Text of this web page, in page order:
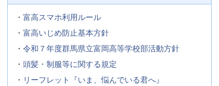
・ 富高スマホ利用ルール
・ 富高いじめ防止基本方針
・ 令和７年度群馬県立富岡高等学校部活動方針
・ 頭髪・制服等に関する規定
・ リーフレット『いま、悩んでいる君へ』